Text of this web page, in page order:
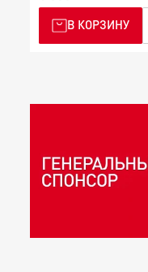
В КОРЗИНУ